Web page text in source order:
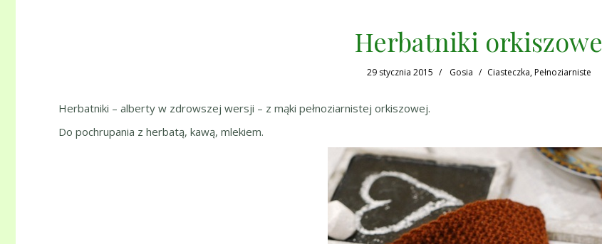
Herbatniki orkiszowe
29 stycznia 2015 Gosia Ciasteczka,Pełnoziarniste
Herbatniki – alberty w zdrowszej wersji – z mąki pełnoziarnistej orkiszowej.
Do pochrupania z herbatą, kawą, mlekiem.